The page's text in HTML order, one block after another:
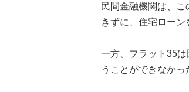
民間金融機関は、
きずに、住宅ローン
一方、フラット35
うことができなかっ